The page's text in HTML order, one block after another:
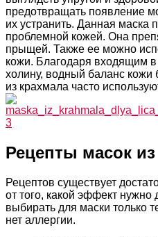
предотвращать появление
их устранить. Данная маска
проблемной кожей. Она
прыщей. Также ее можно
кожи. Благодаря входящим
холину, водный баланс кожи
из крахмала часто
Рецепты масок
Рецептов существует
от того, какой эффект нужно
выбирать для маски только
нет аллергии.